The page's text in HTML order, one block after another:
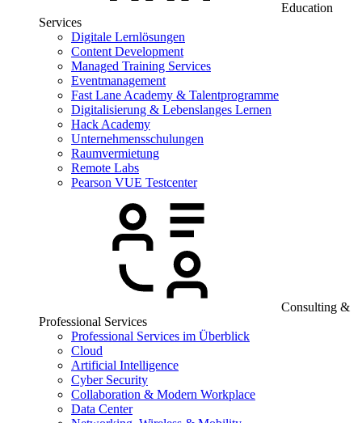
Education
Services
Digitale Lernlösungen
Content Development
Managed Training Services
Eventmanagement
Fast Lane Academy & Talentprogramme
Digitalisierung & Lebenslanges Lernen
Hack Academy
Unternehmensschulungen
Raumvermietung
Remote Labs
Pearson VUE Testcenter
Consulting &
Professional Services
Professional Services im Überblick
Cloud
Artificial Intelligence
Cyber Security
Collaboration & Modern Workplace
Data Center